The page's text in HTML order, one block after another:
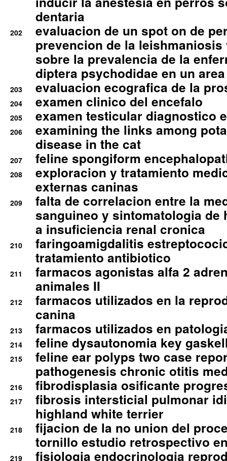
dentaria
202
evaluacion de un spot on de
prevencion de la
sobre la prevalencia de la
diptera psychodidae en un
203 evaluacion ecografica de la
204 examen clinico del encefalo
205 examen testicular diagnostico
206
examining the links among
disease in the cat
207 feline spongiform
208
exploracion y tratamiento
externas caninas
209
falta de correlacion entre la
sanguineo y sintomatologia de
a insuficiencia renal cronica
210
faringoamigdalitis
tratamiento antibiotico
211
farmacos agonistas alfa 2
animales II
212
farmacos utilizados en la
canina
213 farmacos utilizados en
214 feline dysautonomia key
215
feline ear polyps two case
pathogenesis chronic otitis
216 fibrodisplasia osificante
217
fibrosis intersticial pulmonar
highland white terrier
218
fijacion de la no union del
tornillo estudio retrospectivo
219 fisiologia endocrinologia